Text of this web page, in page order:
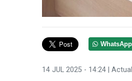
WhatsApp
14 JUL 2025 - 14:24 |